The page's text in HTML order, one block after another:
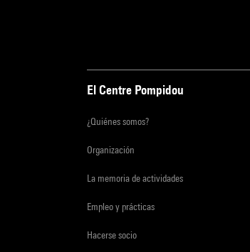
El Centre Pompidou
¿Quiénes somos?
Organización
La memoria de actividades
Empleo y prácticas
Hacerse socio